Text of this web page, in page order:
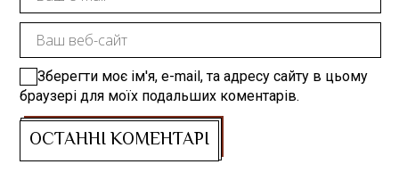
Зберегти моє ім'я, e-mail, та адресу сайту в цьому
браузері для моїх подальших коментарів.